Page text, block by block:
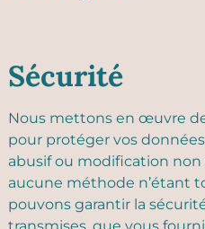
Sécurité
Nous mettons en œuvre
pour protéger vos
abusif ou modification non
aucune méthode n’étant
pouvons garantir la